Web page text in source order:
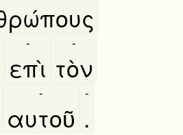
επὶ
-
τὸν
-
αυτοῦ
-
.
-